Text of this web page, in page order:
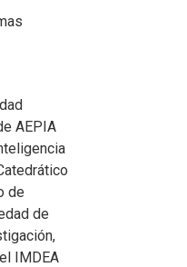
AEPIA
de
de
IMDEA